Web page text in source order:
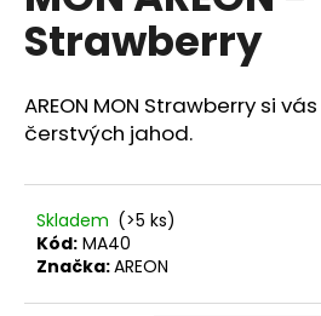
0,0
z
hvězdiček.
Strawberry
AREON MON Strawberry si
čerstvých jahod.
Skladem (>5 ks)
Kód: MA40
Značka:AREON
a
j
í
t